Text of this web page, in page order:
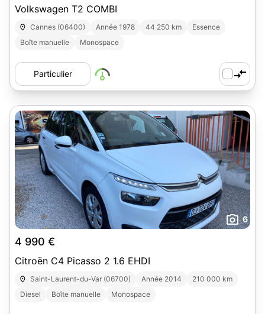
Volkswagen T2 COMBI
Cannes (06400) Année 1978 44 250 km
Essence
Boîte manuelle
Monospace
Particulier
6
4 990 €
Citroën C4 Picasso 2 1.6 EHDI
Saint-Laurent-du-Var (06700) Année 2014
210 000 km
Diesel
Boîte manuelle Monospace